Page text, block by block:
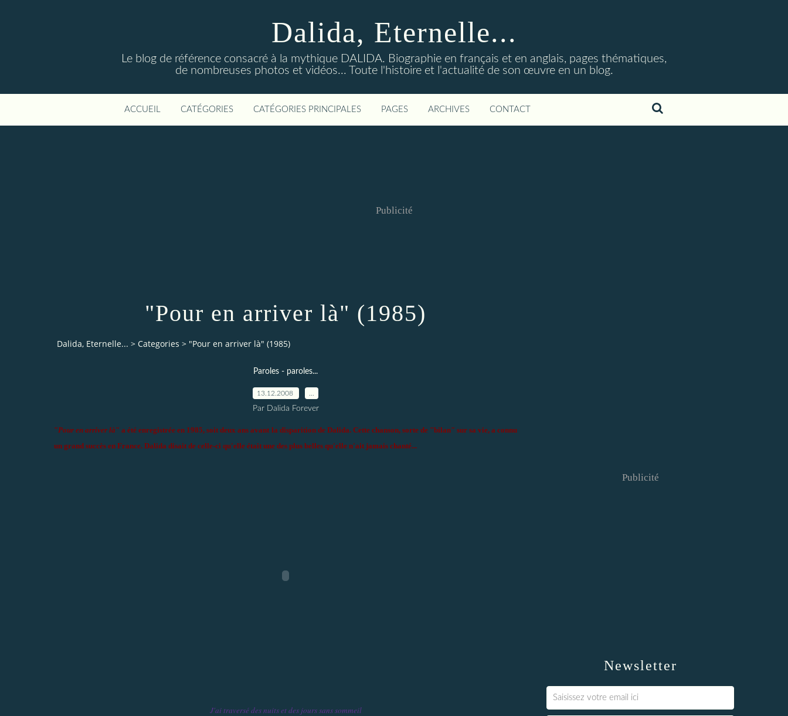
Dalida, Eternelle...
Le blog de référence consacré à la mythique DALIDA. Biographie en français et en anglais, pages thématiques,
de nombreuses photos et vidéos... Toute l'histoire et l'actualité de son œuvre en un blog.
ACCUEIL CATÉGORIES CATÉGORIES PRINCIPALES PAGES ARCHIVES CONTACT
Publicité
"Pour en arriver là" (1985)
Dalida, Eternelle... > Categories > "Pour en arriver là" (1985)
Paroles - paroles...
13.12.2008
Par Dalida Forever
"Pour en arriver là" a été enregistrée en 1985, soit deux ans avant la disparition de Dalida. Cette chanson, sorte de "bilan" sur sa vie, a connu
un grand succès en France. Dalida disait de celle-ci qu'elle était une des plus belles qu'elle n'ait jamais chanté...
J'ai traversé des nuits et des jours sans sommeil
Newsletter
Publicité